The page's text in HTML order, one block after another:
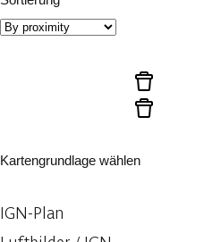
Kartengrundlage wählen
IGN-Plan